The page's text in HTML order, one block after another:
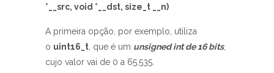
*__src, void *__dst, size_t __n)
A primeira opção, por exemplo, utiliza
o uint16_t , que é um unsigned int de 16 bits,
cujo valor vai de 0 a 65.535.